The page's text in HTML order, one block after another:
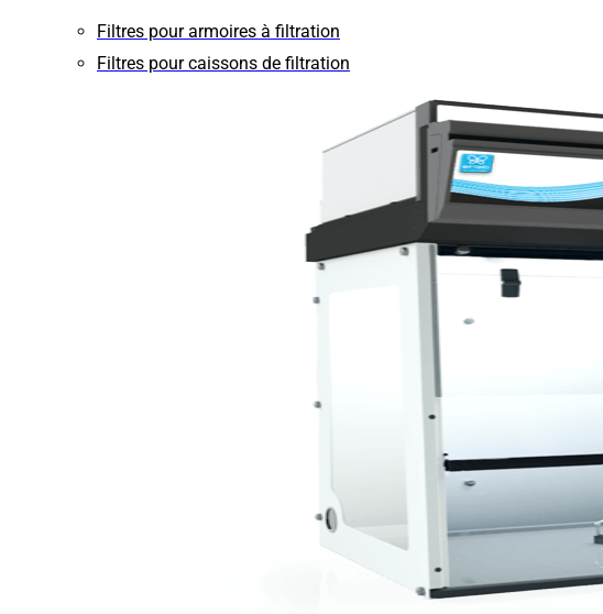
Filtres pour armoires à filtration
Filtres pour caissons de filtration